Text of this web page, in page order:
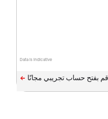
Data is indicative